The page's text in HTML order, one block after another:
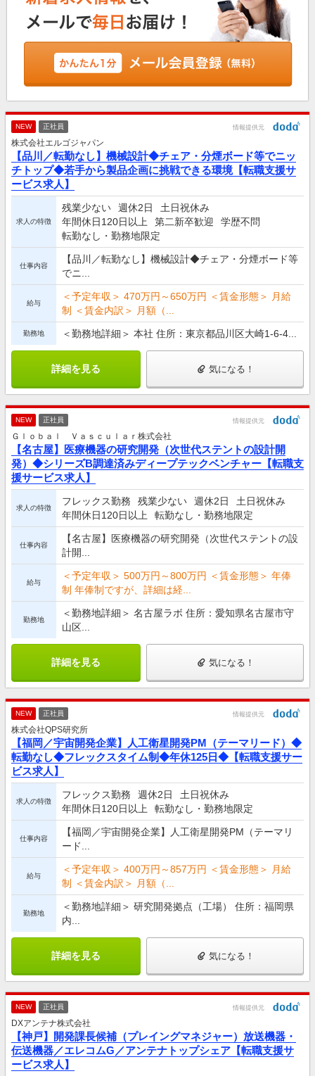
NEW 正社員 情報提供元
株式会社エルゴジャパン
【品川／転勤なし】機械設計◆チェア・分煙ボード等でニッ
チトップ◆若手から製品企画に挑戦できる環境【転職支援サ
ービス求人】
求人の特徴
残業少ない 週休2日
土日祝休み
年間休日120日以上
第二新卒歓迎
学歴不問
転勤なし・勤務地限定
仕事内容
【品川／転勤なし】機械設計◆チェア・分煙ボード等
でニ...
給与
＜予定年収＞ 470万円～650万円 ＜賃金形態＞ 月給
制 ＜賃金内訳＞ 月額（...
勤務地 ＜勤務地詳細＞ 本社 住所：東京都品川区大崎1-6-4...
詳細を見る 気になる！
NEW 正社員 情報提供元
Ｇｌｏｂａｌ Ｖａｓｃｕｌａｒ株式会社
【名古屋】医療機器の研究開発（次世代ステントの設計開
発）◆シリーズB調達済みディープテックベンチャー【転職支
援サービス求人】
求人の特徴
フレックス勤務 残業少ない 週休2日
土日祝休み
年間休日120日以上
転勤なし・勤務地限定
仕事内容
【名古屋】医療機器の研究開発（次世代ステントの設
計開...
給与
＜予定年収＞ 500万円～800万円 ＜賃金形態＞ 年俸
制 年俸制ですが、詳細は経...
勤務地
＜勤務地詳細＞ 名古屋ラボ 住所：愛知県名古屋市守
山区...
詳細を見る 気になる！
NEW 正社員 情報提供元
株式会社QPS研究所
【福岡／宇宙開発企業】人工衛星開発PM（テーマリード）◆
転勤なし◆フレックスタイム制◆年休125日◆【転職支援サー
ビス求人】
求人の特徴
フレックス勤務 週休2日
土日祝休み
年間休日120日以上
転勤なし・勤務地限定
仕事内容
【福岡／宇宙開発企業】人工衛星開発PM（テーマリ
ード...
給与
＜予定年収＞ 400万円～857万円 ＜賃金形態＞ 月給
制 ＜賃金内訳＞ 月額（...
勤務地
＜勤務地詳細＞ 研究開発拠点（工場） 住所：福岡県
内...
詳細を見る 気になる！
NEW 正社員 情報提供元
DXアンテナ株式会社
【神戸】開発課長候補（プレイングマネジャー）放送機器・
伝送機器／エレコムG／アンテナトップシェア【転職支援サ
ービス求人】